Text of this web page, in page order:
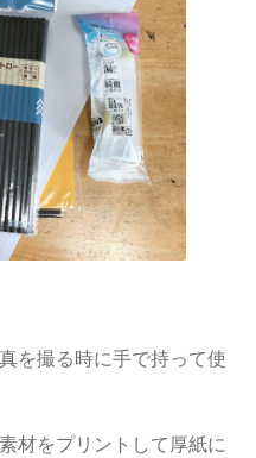
を撮る時に手で持って使
材をプリントして厚紙に